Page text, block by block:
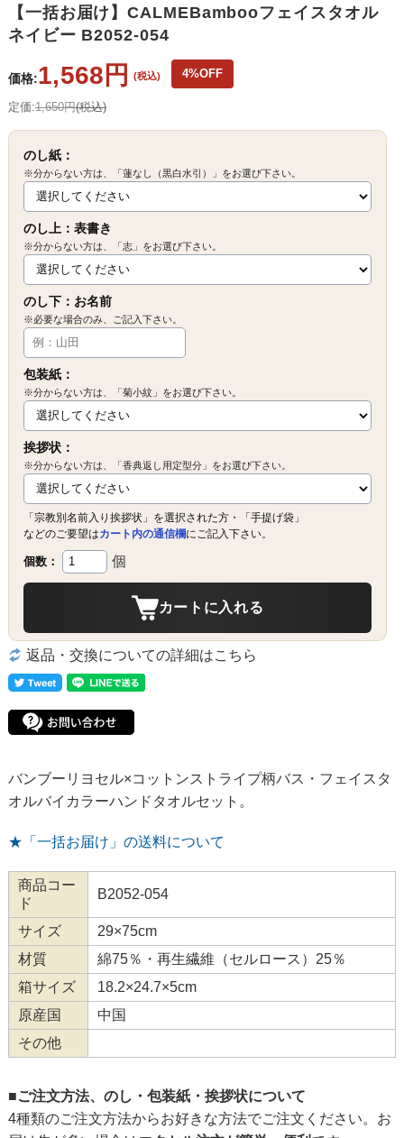
【一括お届け】CALMEBambooフェイスタオル
ネイビー B2052-054
定価:1,650円(税込)
価格:1,568円 (税込) 4%OFF
のし紙：
※分からない方は、「蓮なし（黒白水引）」をお選び下さい。
のし上：表書き
※分からない方は、「志」をお選び下さい。
のし下：お名前
※必要な場合のみ、ご記入下さい。
包装紙：
※分からない方は、「菊小紋」をお選び下さい。
挨拶状：
※分からない方は、「香典返し用定型分」をお選び下さい。
「宗教別名前入り挨拶状」を選択された方・「手提げ袋」
などのご要望はカート内の通信欄にご記入下さい。
個数： 個
カートに入れる
返品・交換についての詳細はこちら
バンブーリヨセル×コットンストライプ柄バス・フェイスタ
オルバイカラーハンドタオルセット。
★「一括お届け」の送料について
商品コー
ド
B2052-054
サイズ
29×75cm
材質
綿75％・再生繊維（セルロース）25％
箱サイズ
18.2×24.7×5cm
原産国
中国
その他
■ご注文方法、のし・包装紙・挨拶状について
4種類のご注文方法からお好きな方法でご注文ください。お